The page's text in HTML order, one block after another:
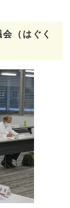
（はぐく